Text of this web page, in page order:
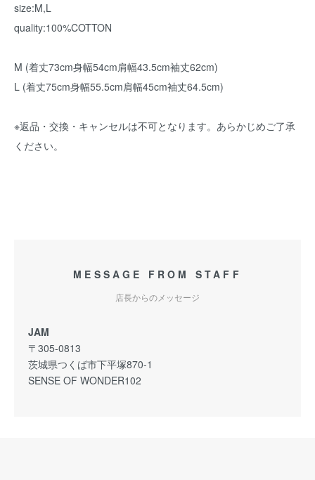
size:M,L
quality:100%COTTON
M (着丈73cm身幅54cm肩幅43.5cm袖丈62cm)
L (着丈75cm身幅55.5cm肩幅45cm袖丈64.5cm)
※返品・交換・キャンセルは不可となります。あらかじめご了承
ください。
MESSAGE FROM STAFF
店長からのメッセージ
JAM
〒305-0813
茨城県つくば市下平塚870-1
SENSE OF WONDER102